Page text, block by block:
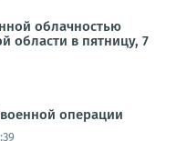
облачностью
области в пятницу, 7
операции